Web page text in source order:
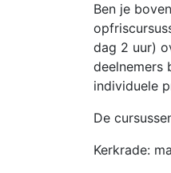
Ben je
dag 2 uur)
deelnemers
individuele
De
Kerkrade: